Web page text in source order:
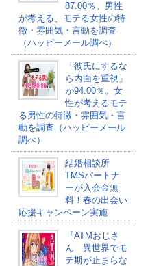
87.00％。男性
が考える、モテる女性の特
徴・雰囲気・言動を調査
（ハッピーメール調べ）
「彼氏にするな
ら内面を重視」
が94.00％。女
性が考えるモテ
る男性の特徴・雰囲気・言
動を調査（ハッピーメール
調べ）
結婚相談所
TMSパートナ
ーが入会金無
料！春の出会い
応援キャンペーン実施
『ATMおじさ
ん 異世界でモ
テ期が止まらな